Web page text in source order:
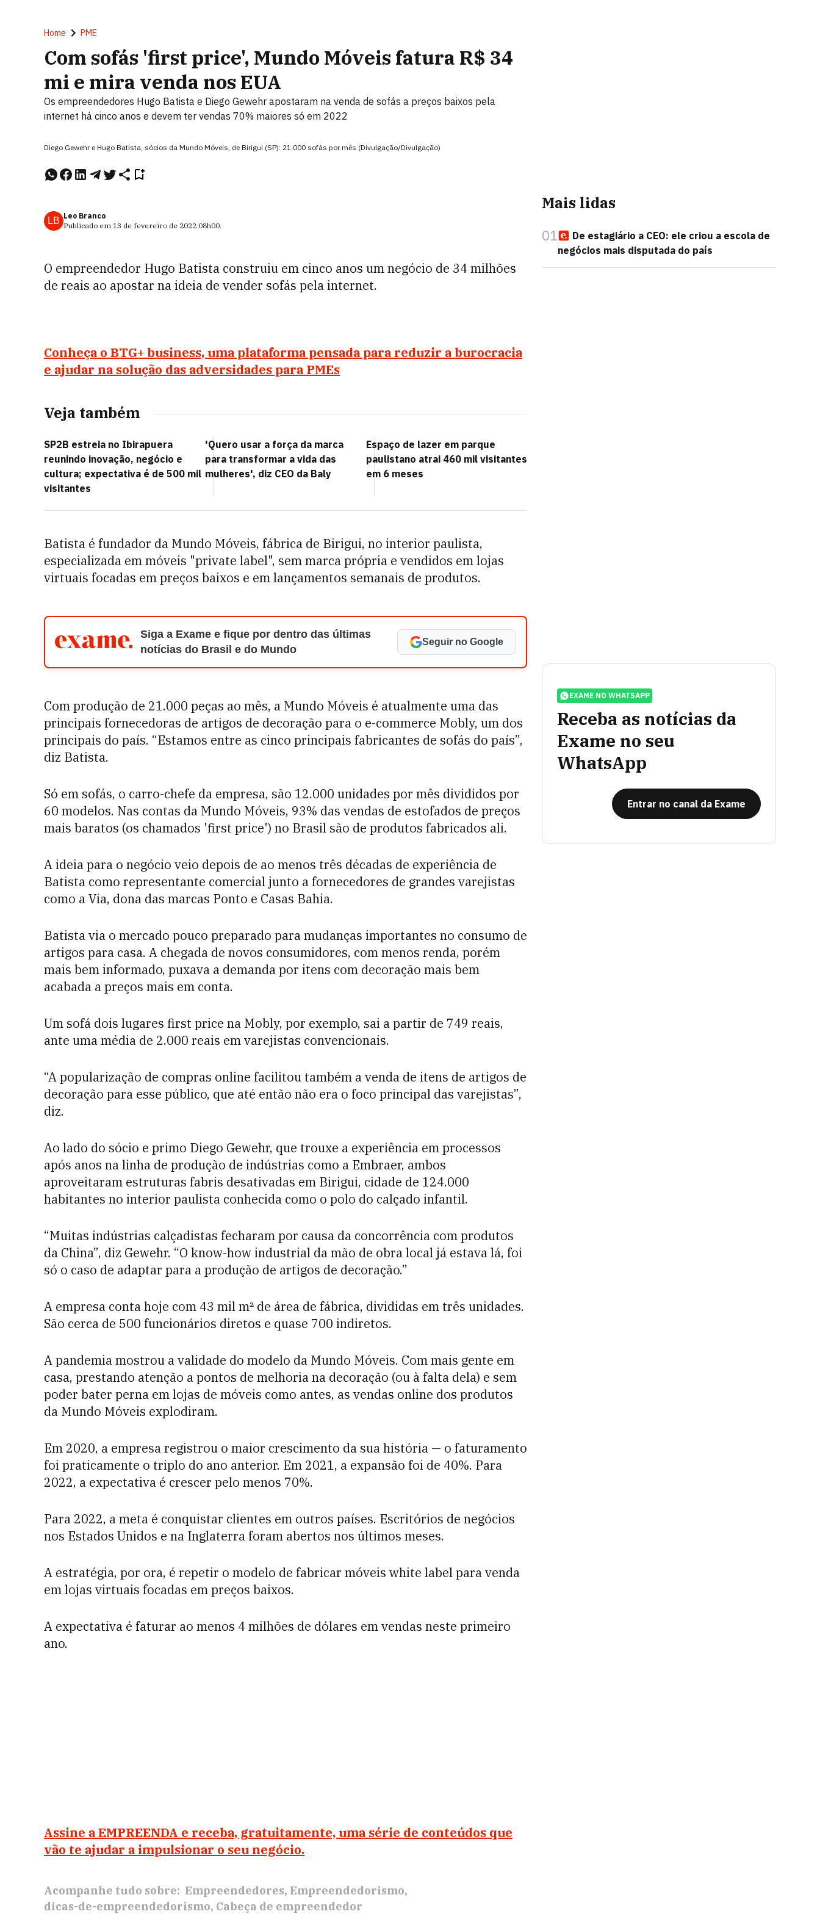
Home PME
Com sofás 'first price', Mundo Móveis fatura R$ 34
mi e mira venda nos EUA
Os empreendedores Hugo Batista e Diego Gewehr apostaram na venda de sofás a preços baixos pela
internet há cinco anos e devem ter vendas 70% maiores só em 2022
Diego Gewehr e Hugo Batista, sócios da Mundo Móveis, de Birigui (SP): 21.000 sofás por mês (Divulgação/Divulgação)
LB Leo Branco
Publicado em 13 de fevereiro de 2022 08h00.
O empreendedor Hugo Batista construiu em cinco anos um negócio de 34 milhões
de reais ao apostar na ideia de vender sofás pela internet.
Conheça o BTG+ business, uma plataforma pensada para reduzir a burocracia
e ajudar na solução das adversidades para PMEs
Veja também
SP2B estreia no Ibirapuera
reunindo inovação, negócio e
cultura; expectativa é de 500 mil
visitantes
'Quero usar a força da marca
para transformar a vida das
mulheres', diz CEO da Baly
Espaço de lazer em parque
paulistano atrai 460 mil visitantes
em 6 meses
Batista é fundador da Mundo Móveis, fábrica de Birigui, no interior paulista,
especializada em móveis "private label", sem marca própria e vendidos em lojas
virtuais focadas em preços baixos e em lançamentos semanais de produtos.
Siga a Exame e fique por dentro das últimas
notícias do Brasil e do Mundo
Seguir no Google
Com produção de 21.000 peças ao mês, a Mundo Móveis é atualmente uma das
principais fornecedoras de artigos de decoração para o e-commerce Mobly, um dos
principais do país. “Estamos entre as cinco principais fabricantes de sofás do país”,
diz Batista.
Só em sofás, o carro-chefe da empresa, são 12.000 unidades por mês divididos por
60 modelos. Nas contas da Mundo Móveis, 93% das vendas de estofados de preços
mais baratos (os chamados 'first price') no Brasil são de produtos fabricados ali.
A ideia para o negócio veio depois de ao menos três décadas de experiência de
Batista como representante comercial junto a fornecedores de grandes varejistas
como a Via, dona das marcas Ponto e Casas Bahia.
Batista via o mercado pouco preparado para mudanças importantes no consumo de
artigos para casa. A chegada de novos consumidores, com menos renda, porém
mais bem informado, puxava a demanda por itens com decoração mais bem
acabada a preços mais em conta.
Um sofá dois lugares first price na Mobly, por exemplo, sai a partir de 749 reais,
ante uma média de 2.000 reais em varejistas convencionais.
“A popularização de compras online facilitou também a venda de itens de artigos de
decoração para esse público, que até então não era o foco principal das varejistas”,
diz.
Ao lado do sócio e primo Diego Gewehr, que trouxe a experiência em processos
após anos na linha de produção de indústrias como a Embraer, ambos
aproveitaram estruturas fabris desativadas em Birigui, cidade de 124.000
habitantes no interior paulista conhecida como o polo do calçado infantil.
“Muitas indústrias calçadistas fecharam por causa da concorrência com produtos
da China”, diz Gewehr. “O know-how industrial da mão de obra local já estava lá, foi
só o caso de adaptar para a produção de artigos de decoração.”
A empresa conta hoje com 43 mil m² de área de fábrica, divididas em três unidades.
São cerca de 500 funcionários diretos e quase 700 indiretos.
A pandemia mostrou a validade do modelo da Mundo Móveis. Com mais gente em
casa, prestando atenção a pontos de melhoria na decoração (ou à falta dela) e sem
poder bater perna em lojas de móveis como antes, as vendas online dos produtos
da Mundo Móveis explodiram.
Em 2020, a empresa registrou o maior crescimento da sua história — o faturamento
foi praticamente o triplo do ano anterior. Em 2021, a expansão foi de 40%. Para
2022, a expectativa é crescer pelo menos 70%.
Para 2022, a meta é conquistar clientes em outros países. Escritórios de negócios
nos Estados Unidos e na Inglaterra foram abertos nos últimos meses.
A estratégia, por ora, é repetir o modelo de fabricar móveis white label para venda
em lojas virtuais focadas em preços baixos.
A expectativa é faturar ao menos 4 milhões de dólares em vendas neste primeiro
ano.
Assine a EMPREENDA e receba, gratuitamente, uma série de conteúdos que
vão te ajudar a impulsionar o seu negócio.
Acompanhe tudo sobre: Empreendedores Empreendedorismo
dicas-de-empreendedorismo Cabeça de empreendedor
Mais lidas
01
De estagiário a CEO: ele criou a escola de
negócios mais disputada do país
EXAME NO WHATSAPP
Receba as notícias da
Exame no seu
WhatsApp
Entrar no canal da Exame